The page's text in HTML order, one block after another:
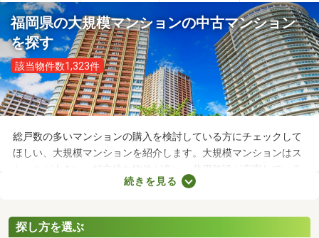
福岡県の大規模マンションの中古マンション
を探す
該当物件数1,323件
総戸数の多いマンションの購入を検討している方にチェックして
ほしい、大規模マンションを紹介します。大規模マンションはス
ケールが大きい・好立地な物件が多い・共用施設が充実している
などのメリットがあります。豊かな生活を実現するポイントが備
ご検討してみてくださいね。
続きを見る
探し方を選ぶ